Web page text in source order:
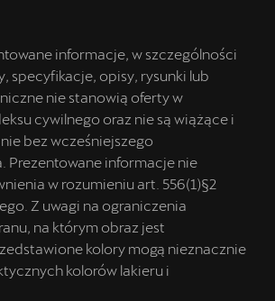
informacje, w szczególności
specyfikacje, opisy, rysunki lub
nie stanowią oferty w
cywilnego oraz nie są wiążące i
bez wcześniejszego
Prezentowane informacje nie
w rozumieniu art. 556(1)§2
Z uwagi na ograniczenia
na którym obraz jest
kolory mogą nieznacznie
kolorów lakieru i